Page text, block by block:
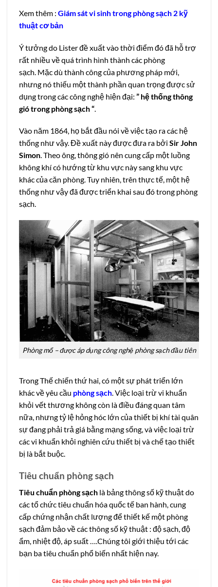
Xem thêm : Giám sát vi sinh trong phòng sạch 2 kỹ
thuật cơ bản
Ý tưởng do Lister đề xuất vào thời điểm đó đã hỗ trợ
rất nhiều về quá trình hình thành các phòng
sạch. Mặc dù thành công của phương pháp mới,
nhưng nó thiếu một thành phần quan trọng được sử
dụng trong các công nghệ hiện đại: ” hệ thống thông
gió trong phòng sạch “
Vào năm 1864, họ bắt đầu nói về việc tạo ra các hệ
thống như vậy. Đề xuất này được đưa ra bởi Sir John
Simon. Theo ông, thông gió nên cung cấp một luồng
không khí có hướng từ khu vực này sang khu vực
khác của căn phòng. Tuy nhiên, trên thực tế, một hệ
thống như vậy đã được triển khai sau đó trong phòng
sạch.
Phòng mổ – được áp dụng công nghệ phòng sạch đầu tiên
Trong Thế chiến thứ hai, có một sự phát triển lớn
khác về yêu cầu phòng sạch . Việc loại trừ vi khuẩn
khỏi vết thương không còn là điều đáng quan tâm
nữa, nhưng tỷ lệ hỏng hóc lớn của thiết bị khí tài quân
sự đang phải trả giá bằng mạng sống, và việc loại trừ
các vi khuẩn khỏi nghiên cứu thiết bị và chế tạo thiết
bị là bắt buộc.
Tiêu chuẩn phòng sạch
Tiêu chuẩn phòng sạch là bảng thông số kỹ thuật do
các tổ chức tiêu chuẩn hóa quốc tế ban hành, cung
cấp chứng nhận chất lượng để thiết kế một phòng
sạch đảm bảo về các thông số kỹ thuật : độ sạch, độ
ẩm, nhiệt độ, áp suất ….Chúng tôi giới thiệu tới các
bạn ba tiêu chuẩn phổ biến nhất hiện nay.